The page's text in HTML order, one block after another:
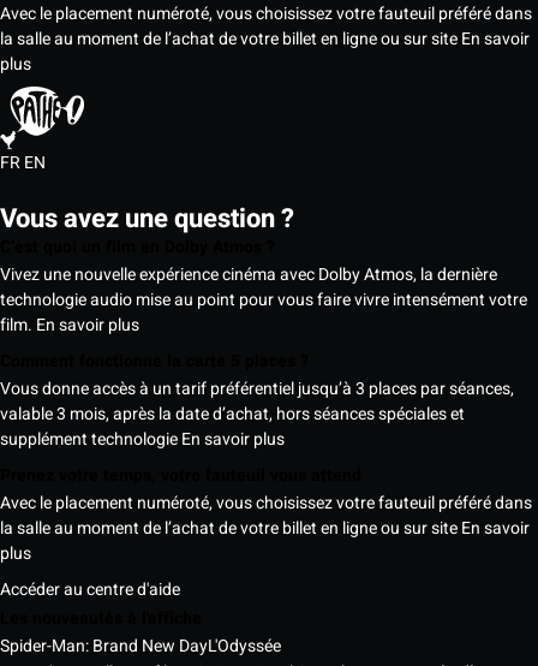
Avec le placement numéroté, vous choisissez votre fauteuil préféré dans
la salle au moment de l’achat de votre billet en ligne ou sur siteEn savoir
plus
FREN
Vous avez une question ?
Vivez une nouvelle expérience cinéma avec Dolby Atmos, la dernière
technologie audio mise au point pour vous faire vivre intensément votre
film. En savoir plus
Vous donne accès à un tarif préférentiel jusqu’à 3 places par séances,
valable 3 mois, après la date d’achat, hors séances spéciales et
supplément technologieEn savoir plus
Avec le placement numéroté, vous choisissez votre fauteuil préféré dans
la salle au moment de l’achat de votre billet en ligne ou sur siteEn savoir
plus
Accéder au centre d'aide
Spider-Man: Brand New DayL'Odyssée